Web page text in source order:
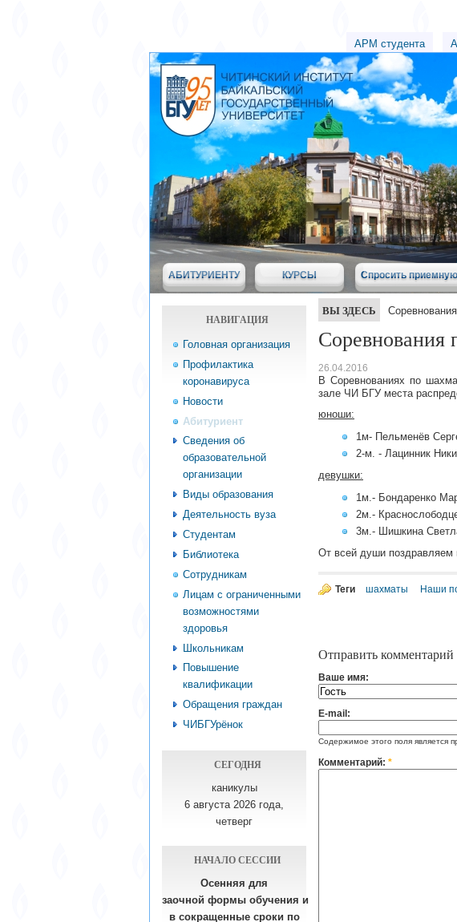
АРМ студента
АБИТУРИЕНТУ КУРСЫ Спросить
НАВИГАЦИЯ
Головная организация
Профилактика
коронавируса
Новости
Абитуриент
Сведения об
образовательной
организации
Виды образования
Деятельность вуза
Студентам
Библиотека
Сотрудникам
Лицам с ограниченными
возможностями
здоровья
Школьникам
Повышение
квалификации
Обращения граждан
ЧИБГУрёнок
СЕГОДНЯ
каникулы
6 августа 2026 года,
четверг
НАЧАЛО СЕССИИ
Осенняя для
заочной формы обучения и
в сокращенные сроки по
ВЫ ЗДЕСЬ
Соревнования
26.04.2016
В Соревнованиях по
зале ЧИ БГУ места
юноши:
1м- Пельменёв
2-м. - Лацинник
девушки:
1м.- Бондаренко
2м.-
3м.- Шишкина
От всей души поздравляем
Теги шахматы Наши
Отправить комментарий
Ваше имя:
E-mail:
Содержимое этого поля является
Комментарий: *